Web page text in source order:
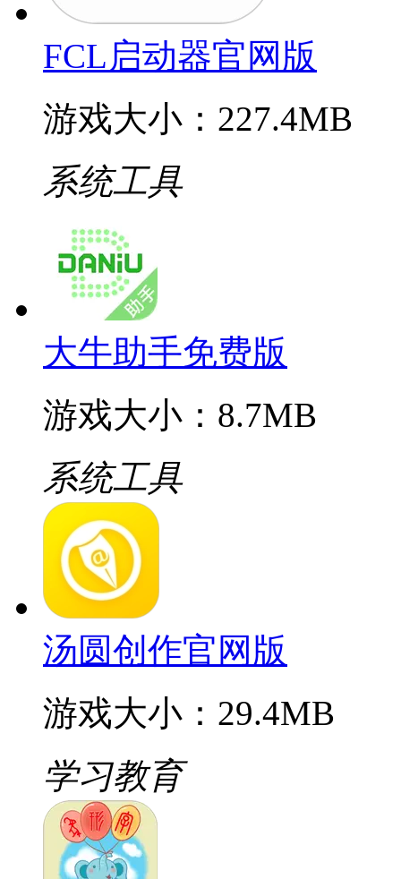
FCL启动器官网版
游戏大小：227.4MB
系统工具
大牛助手免费版
游戏大小：8.7MB
系统工具
汤圆创作官网版
游戏大小：29.4MB
学习教育